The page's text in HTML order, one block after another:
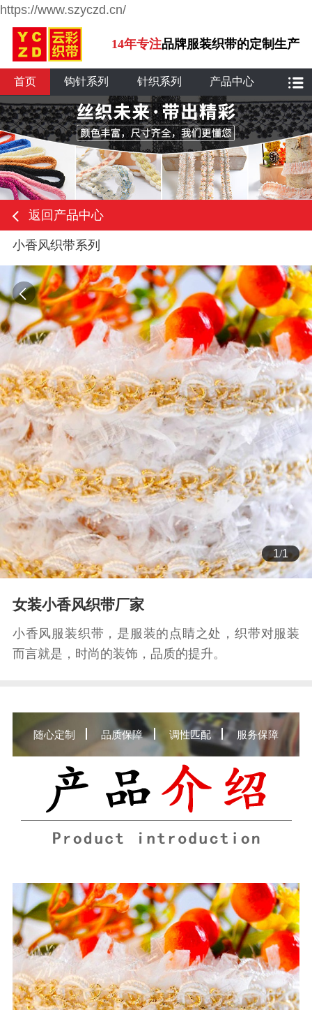
https://www.szyczd.cn/
14年专注品牌服装织带的定制生产
首页 钩针系列 针织系列 产品中心
返回产品中心
小香风织带系列
1/1
女装小香风织带厂家
小香风服装织带，是服装的点睛之处，织带对服装
而言就是，时尚的装饰，品质的提升。
随心定制 品质保障 调性匹配 服务保障